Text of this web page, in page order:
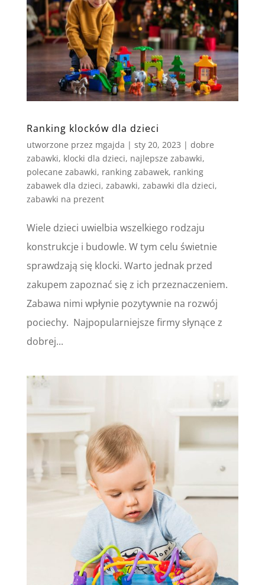
Ranking klocków dla dzieci
utworzone przez mgajda | sty 20, 2023 | dobre
zabawki, klocki dla dzieci, najlepsze zabawki,
polecane zabawki, ranking zabawek, ranking
zabawek dla dzieci, zabawki, zabawki dla dzieci,
zabawki na prezent
Wiele dzieci uwielbia wszelkiego rodzaju
konstrukcje i budowle. W tym celu świetnie
sprawdzają się klocki. Warto jednak przed
zakupem zapoznać się z ich przeznaczeniem.
Zabawa nimi wpłynie pozytywnie na rozwój
pociechy. Najpopularniejsze firmy słynące z
dobrej...